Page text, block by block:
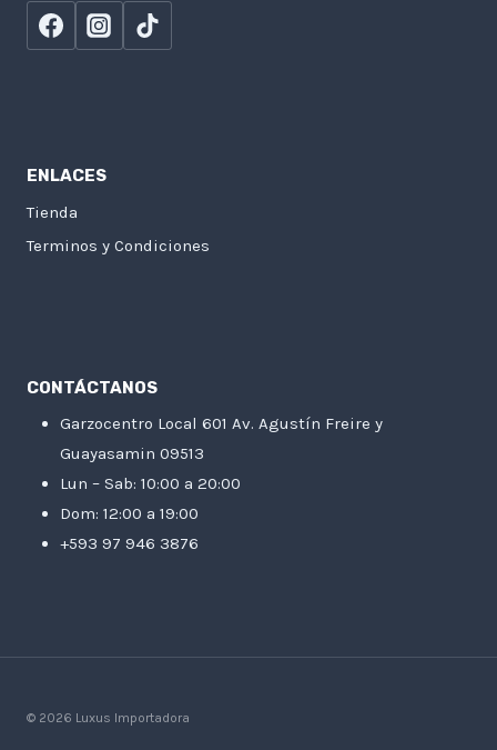
ENLACES
Tienda
Terminos y Condiciones
CONTÁCTANOS
Garzocentro Local 601 Av. Agustín Freire y
Guayasamin 09513
Lun – Sab: 10:00 a 20:00
Dom: 12:00 a 19:00
+593 97 946 3876
© 2026 Luxus Importadora